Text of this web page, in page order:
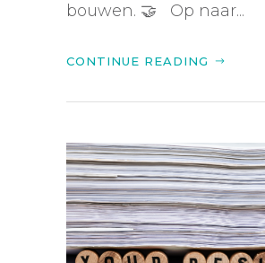
bouwen. 🤝 Op naar...
CONTINUE READING